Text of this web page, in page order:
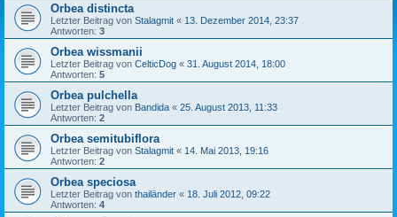
Orbea distincta
Letzter Beitrag von Stalagmit « 13. Dezember 2014, 23:37
Antworten: 3
Orbea wissmanii
Letzter Beitrag von CelticDog « 31. August 2014, 18:00
Antworten: 5
Orbea pulchella
Letzter Beitrag von Bandida « 25. August 2013, 11:33
Antworten: 2
Orbea semitubiflora
Letzter Beitrag von Stalagmit « 14. Mai 2013, 19:16
Antworten: 2
Orbea speciosa
Letzter Beitrag von thailänder « 18. Juli 2012, 09:22
Antworten: 4